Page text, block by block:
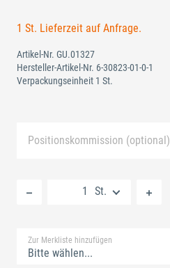
1 St. Lieferzeit auf Anfrage.
Artikel-Nr. GU.01327
Hersteller-Artikel-Nr. 6-30823-01-0-1
Verpackungseinheit 1 St.
Positionskommission (optional)
St.
Zur Merkliste hinzufügen
Bitte wählen...